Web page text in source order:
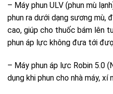
– Máy phun ULV (phun mù
phun ra dưới dạng sương mù,
cao, giúp cho thuốc bám lên
phun áp lực không đưa tới
– Máy phun áp lực Robin 5.0
dụng khi phun cho nhà máy, xí